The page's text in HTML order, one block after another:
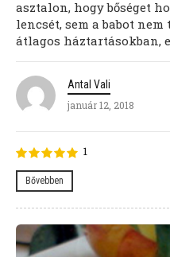
asztalon, hogy bőséget
lencsét, sem a babot
átlagos háztartásokban,
Antal Vali
január 12, 2018
1
Bővebben